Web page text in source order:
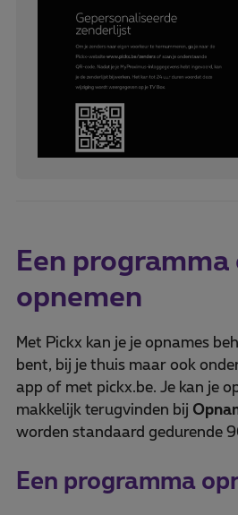
Een programma
opnemen
Met Pickx kan je je opnames
bent, bij je thuis maar ook
app of met pickx.be. Je kan je
makkelijk terugvinden bij
worden standaard gedurende
Een programma